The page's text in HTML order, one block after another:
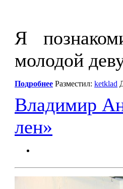
Я
молодой
Подробнее Разместил: ketklad
Владимир
лен»